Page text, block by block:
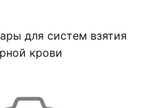
для систем взятия
крови